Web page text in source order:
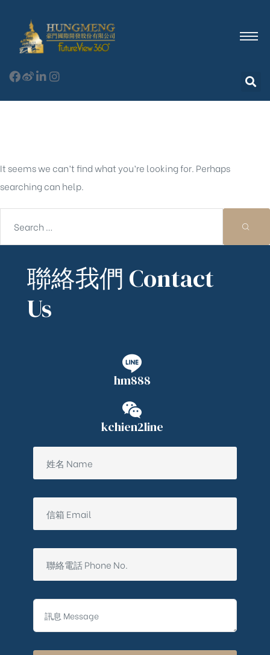
It seems we can’t find what you’re looking for. Perhaps
searching can help.
聯絡我們 Contact
Us
hm888
kchien2line